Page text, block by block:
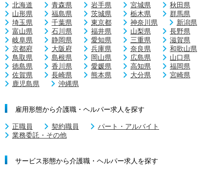
北海道 青森県 岩手県 宮城県
秋田県
山形県
福島県 茨城県 栃木県
群馬県
埼玉県
千葉県 東京都 神奈川県
新潟県
富山県
石川県 福井県 山梨県
長野県
岐阜県
静岡県 愛知県 三重県
滋賀県
京都府
大阪府 兵庫県 奈良県
和歌山県
鳥取県
島根県 岡山県 広島県
山口県
徳島県
香川県 愛媛県 高知県
福岡県
佐賀県
長崎県 熊本県 大分県
宮崎県
鹿児島県
沖縄県
雇用形態から介護職・ヘルパー求人を探す
正職員 契約職員
パート・アルバイト
業務委託・その他
サービス形態から介護職・ヘルパー求人を探す